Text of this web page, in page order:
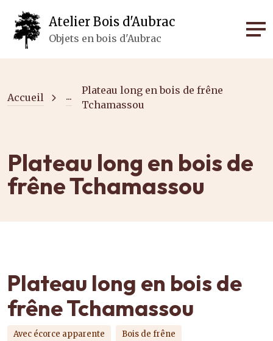
Atelier Bois d'Aubrac
Objets en bois d'Aubrac
Accueil ...
Plateau long en bois de frêne
Tchamassou
Plateau long en bois de
frêne Tchamassou
Plateau long en bois de
frêne Tchamassou
Avec écorce apparente Bois de frêne